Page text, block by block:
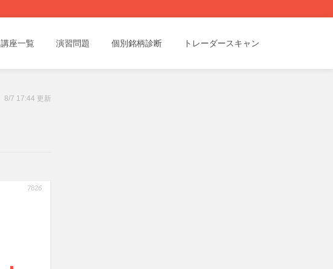
講座一覧 演習問題 個別銘柄診断 トレーダースキャン
8/7 17:44 更新